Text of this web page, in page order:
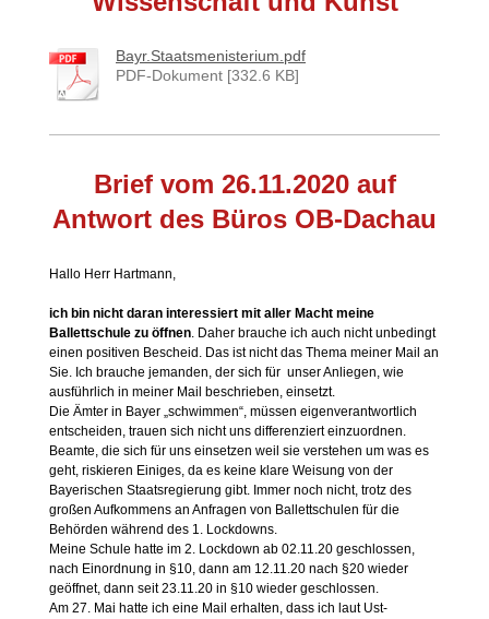
Bayr.Staatsmenisterium.pdf
PDF-Dokument [332.6 KB]
Brief vom 26.11.2020 auf
Antwort des Büros OB-Dachau
Hallo Herr Hartmann,
ich bin nicht daran interessiert mit aller Macht meine
Ballettschule zu öffnen. Daher brauche ich auch nicht unbedingt
einen positiven Bescheid. Das ist nicht das Thema meiner Mail an
Sie. Ich brauche jemanden, der sich für unser Anliegen, wie
ausführlich in meiner Mail beschrieben, einsetzt.
Die Ämter in Bayer „schwimmen“, müssen eigenverantwortlich
entscheiden, trauen sich nicht uns differenziert einzuordnen.
Beamte, die sich für uns einsetzen weil sie verstehen um was es
geht, riskieren Einiges, da es keine klare Weisung von der
Bayerischen Staatsregierung gibt. Immer noch nicht, trotz des
großen Aufkommens an Anfragen von Ballettschulen für die
Behörden während des 1. Lockdowns.
Meine Schule hatte im 2. Lockdown ab 02.11.20 geschlossen,
nach Einordnung in §10, dann am 12.11.20 nach §20 wieder
geöffnet, dann seit 23.11.20 in §10 wieder geschlossen.
Am 27. Mai hatte ich eine Mail erhalten, dass ich laut Ust-